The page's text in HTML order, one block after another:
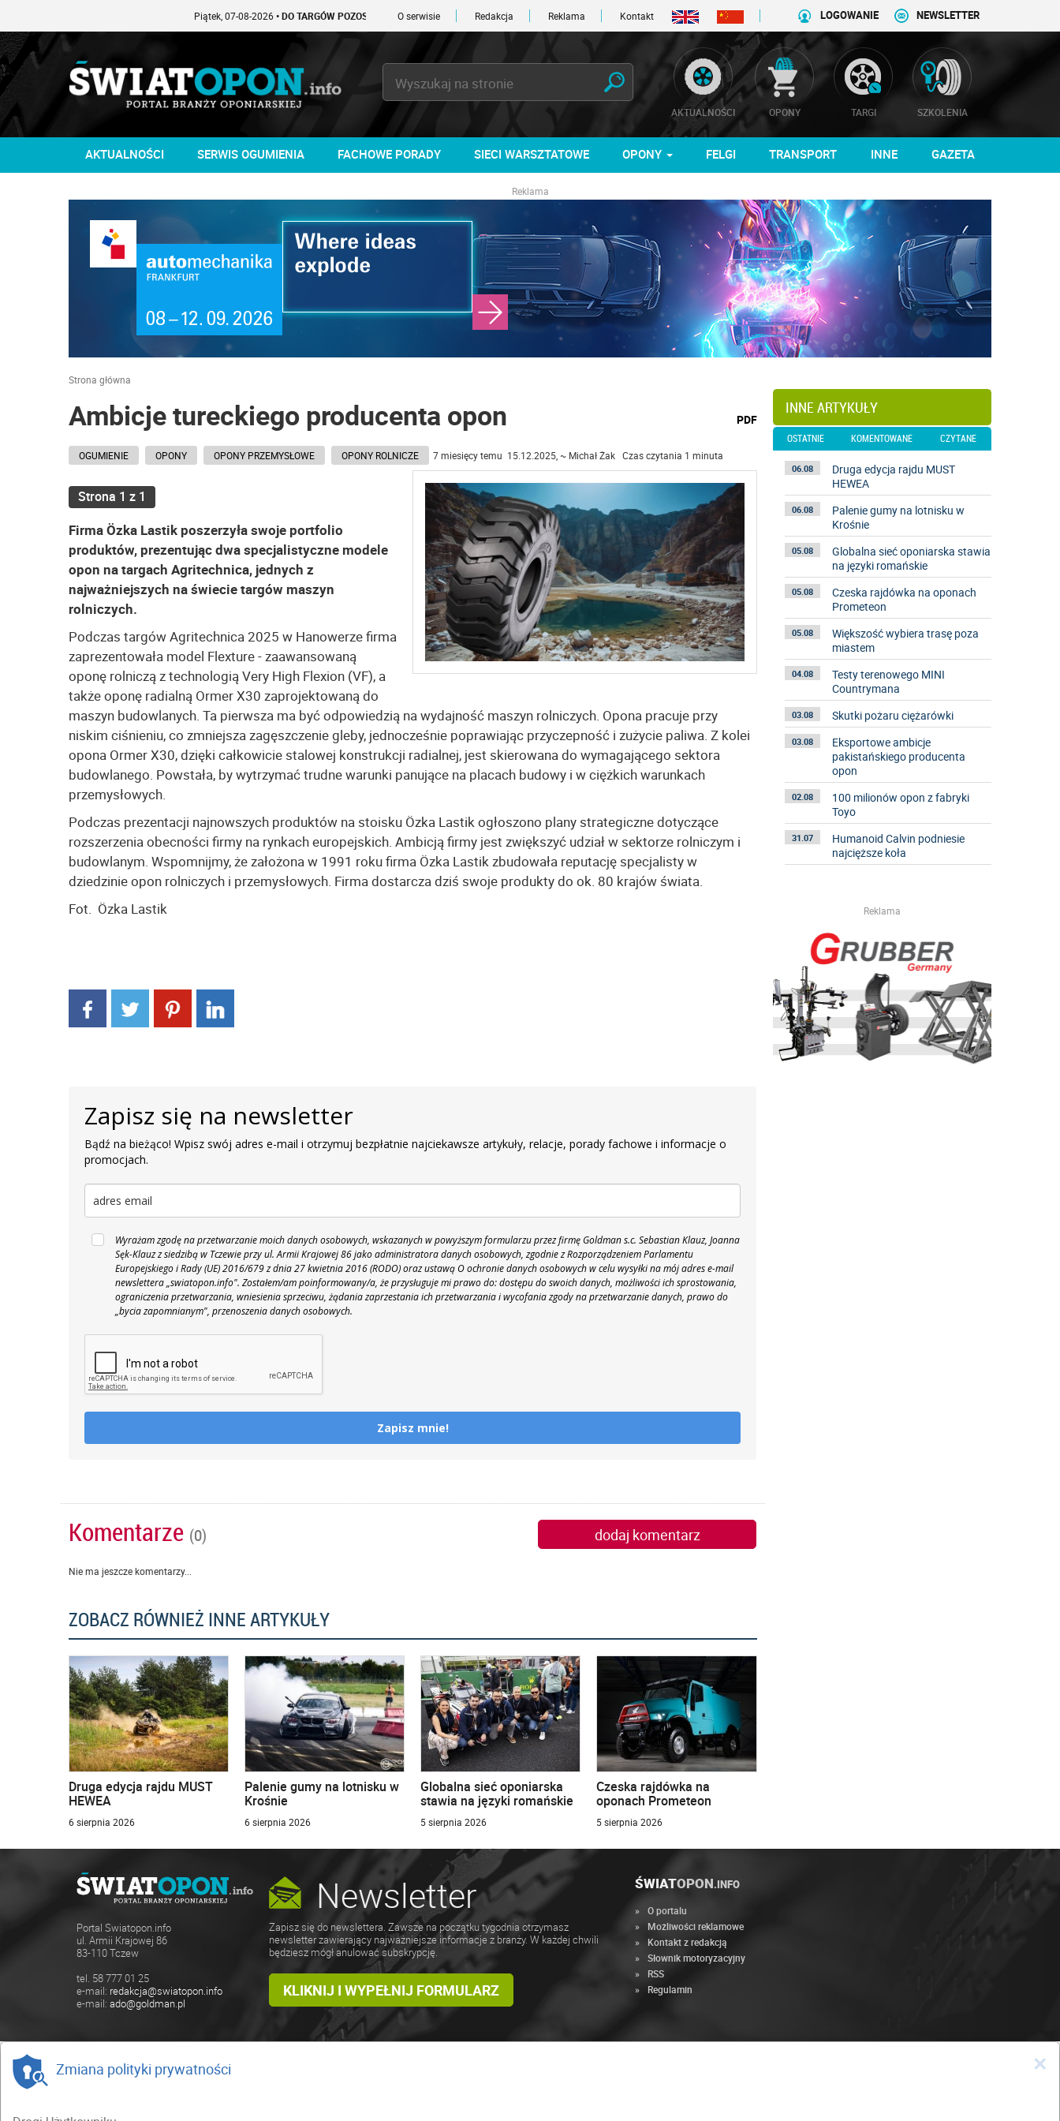
Piątek, 07-08-2026• DO TARGÓW POZOSTAŁO -1 DNI O serwisie Redakcja Reklama Kontakt NEWSLETTER
LOGOWANIE
AKTUALNOŚCI OPONY TARGI SZKOLENIA
AKTUALNOŚCI SERWIS OGUMIENIA FACHOWE PORADY SIECI WARSZTATOWE OPONY FELGI TRANSPORT INNE GAZETA
Reklama
Strona główna
Ambicje tureckiego producenta opon
wydrukuj
podstronę
PDF
OGUMIENIE OPONY OPONY PRZEMYSŁOWE OPONY ROLNICZE 7 miesięcy temu 15.12.2025, ~ Michał Żak Czas czytania 1 minuta
Strona 1 z 1
Firma Özka Lastik poszerzyła swoje portfolio
produktów, prezentując dwa specjalistyczne modele
opon na targach Agritechnica, jednych z
najważniejszych na świecie targów maszyn
rolniczych.
Podczas targów Agritechnica 2025 w Hanowerze firma
zaprezentowała model Flexture - zaawansowaną
oponę rolniczą z technologią Very High Flexion (VF), a
także oponę radialną Ormer X30 zaprojektowaną do
maszyn budowlanych. Ta pierwsza ma być odpowiedzią na wydajność maszyn rolniczych. Opona pracuje przy
niskim ciśnieniu, co zmniejsza zagęszczenie gleby, jednocześnie poprawiając przyczepność i zużycie paliwa. Z kolei
opona Ormer X30, dzięki całkowicie stalowej konstrukcji radialnej, jest skierowana do wymagającego sektora
budowlanego. Powstała, by wytrzymać trudne warunki panujące na placach budowy i w ciężkich warunkach
przemysłowych.
Podczas prezentacji najnowszych produktów na stoisku Özka Lastik ogłoszono plany strategiczne dotyczące
rozszerzenia obecności firmy na rynkach europejskich. Ambicją firmy jest zwiększyć udział w sektorze rolniczym i
budowlanym. Wspomnijmy, że założona w 1991 roku firma Özka Lastik zbudowała reputację specjalisty w
dziedzinie opon rolniczych i przemysłowych. Firma dostarcza dziś swoje produkty do ok. 80 krajów świata.
Fot. Özka Lastik
Zapisz się na newsletter
Bądź na bieżąco! Wpisz swój adres e-mail i otrzymuj bezpłatnie najciekawsze artykuły, relacje, porady fachowe i informacje o
promocjach.
Wyrażam zgodę na przetwarzanie moich danych osobowych, wskazanych w powyższym formularzu przez firmę Goldman s.c. Sebastian Klauz, Joanna
Sęk-Klauz z siedzibą w Tczewie przy ul. Armii Krajowej 86 jako administratora danych osobowych, zgodnie z Rozporządzeniem Parlamentu
Europejskiego i Rady (UE) 2016/679 z dnia 27 kwietnia 2016 (RODO) oraz ustawą O ochronie danych osobowych w celu wysyłki na mój adres e-mail
newslettera „swiatopon.info". Zostałem/am poinformowany/a, że przysługuje mi prawo do: dostępu do swoich danych, możliwości ich sprostowania,
ograniczenia przetwarzania, wniesienia sprzeciwu, żądania zaprzestania ich przetwarzania i wycofania zgody na przetwarzanie danych, prawo do
„bycia zapomnianym", przenoszenia danych osobowych.
Zapisz mnie!
Komentarze (0) dodaj komentarz
Nie ma jeszcze komentarzy...
ZOBACZ RÓWNIEŻ INNE ARTYKUŁY
Druga edycja rajdu MUST
HEWEA
6 sierpnia 2026
Palenie gumy na lotnisku w
Krośnie
6 sierpnia 2026
Globalna sieć oponiarska
stawia na języki romańskie
5 sierpnia 2026
Czeska rajdówka na
oponach Prometeon
5 sierpnia 2026
INNE ARTYKUŁY
OSTATNIE KOMENTOWANE CZYTANE
06.08
Druga edycja rajdu MUST
HEWEA
06.08
Palenie gumy na lotnisku w
Krośnie
05.08
Globalna sieć oponiarska stawia
na języki romańskie
05.08
Czeska rajdówka na oponach
Prometeon
05.08
Większość wybiera trasę poza
miastem
04.08
Testy terenowego MINI
Countrymana
03.08 Skutki pożaru ciężarówki
03.08
Eksportowe ambicje
pakistańskiego producenta
opon
02.08
100 milionów opon z fabryki
Toyo
31.07
Humanoid Calvin podniesie
najcięższe koła
Reklama
Portal Swiatopon.info
ul. Armii Krajowej 86
83-110 Tczew
tel. 58 777 01 25
e-mail: redakcja@swiatopon.info
e-mail: ado@goldman.pl
Newsletter
Zapisz się do newslettera. Zawsze na początku tygodnia otrzymasz
newsletter zawierający najważniejsze informacje z branży. W każdej chwili
będziesz mógł anulować subskrypcję.
KLIKNIJ I WYPEŁNIJ FORMULARZ
ŚWIATOPON.INFO
O portalu
Możliwości reklamowe
Kontakt z redakcją
Słownik motoryzacyjny
RSS
Regulamin
×
Zmiana polityki prywatności